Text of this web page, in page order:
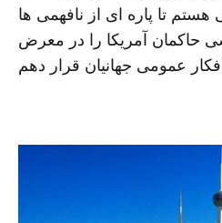
تا پاره ای از نافهمی ها
حاکمان آمریکا را در معرض